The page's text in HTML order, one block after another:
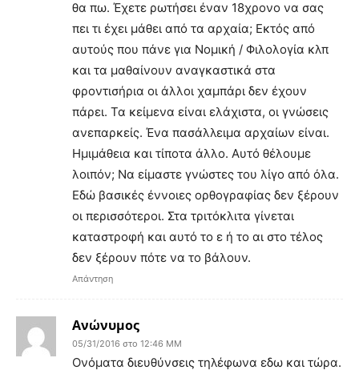
θα πω. Έχετε ρωτήσει έναν 18χρονο να σας
πει τι έχει μάθει από τα αρχαία; Εκτός από
αυτούς που πάνε για Νομική / Φιλολογία κλπ
και τα μαθαίνουν αναγκαστικά στα
φροντισήρια οι άλλοι χαμπάρι δεν έχουν
πάρει. Τα κείμενα είναι ελάχιστα, οι γνώσεις
ανεπαρκείς. Ένα πασάλλειμα αρχαίων είναι.
Ημιμάθεια και τίποτα άλλο. Αυτό θέλουμε
λοιπόν; Να είμαστε γνώστες του λίγο από όλα.
Εδώ βασικές έννοιες ορθογραφίας δεν ξέρουν
οι περισσότεροι. Στα τριτόκλιτα γίνεται
καταστροφή και αυτό το ε ή το αι στο τέλος
δεν ξέρουν πότε να το βάλουν.
Απάντηση
Ανώνυμος
05/31/2016 στο 12:46 ΜΜ
Ονόματα διευθύνσεις τηλέφωνα εδω και τώρα.